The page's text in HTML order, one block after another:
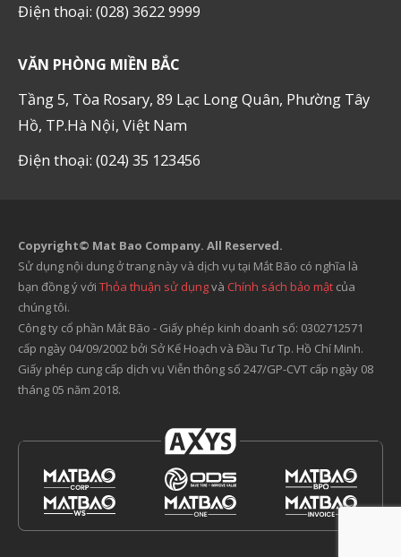
Điện thoại: (028) 3622 9999
VĂN PHÒNG MIỀN BẮC
Tầng 5, Tòa Rosary, 89 Lạc Long Quân, Phường Tây
Hồ, TP.Hà Nội, Việt Nam
Điện thoại: (024) 35 123456
Copyright© Mat Bao Company. All Reserved.
Sử dụng nội dung ở trang này và dịch vụ tại Mắt Bão có nghĩa là
bạn đồng ý với Thỏa thuận sử dụngvà Chính sách bảo mật của
chúng tôi.
Công ty cổ phần Mắt Bão - Giấy phép kinh doanh số: 0302712571
cấp ngày 04/09/2002 bởi Sở Kế Hoạch và Đầu Tư Tp. Hồ Chí Minh.
Giấy phép cung cấp dịch vụ Viễn thông số 247/GP-CVT cấp ngày 08
tháng 05 năm 2018.